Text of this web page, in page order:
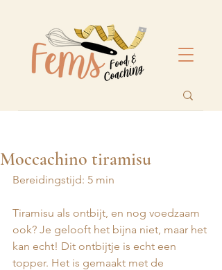
Moccachino tiramisu
Bereidingstijd: 5 min
Tiramisu als ontbijt, en nog voedzaam
ook? Je gelooft het bijna niet, maar het
kan echt! Dit ontbijtje is echt een
topper. Het is gemaakt met de